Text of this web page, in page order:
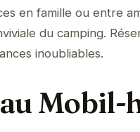
en famille ou entre
du camping.
inoubliables.
Mobil-